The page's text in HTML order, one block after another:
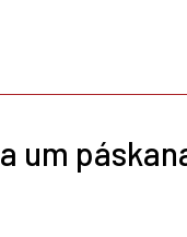
um